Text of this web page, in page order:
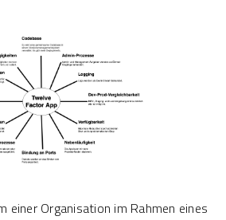
einer Organisation im Rahmen eines